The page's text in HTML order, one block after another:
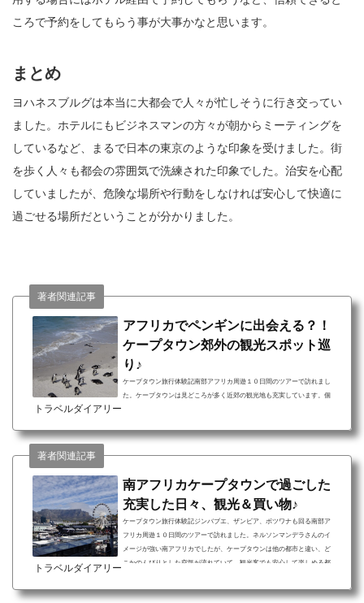
ころで予約をしてもらう事が大事かなと思います。
まとめ
ヨハネスブルグは本当に大都会で人々が忙しそうに行き交ってい
ました。ホテルにもビジネスマンの方々が朝からミーティングを
しているなど、まるで日本の東京のような印象を受けました。街
を歩く人々も都会の雰囲気で洗練された印象でした。治安を心配
していましたが、危険な場所や行動をしなければ安心して快適に
過ごせる場所だということが分かりました。
アフリカでペンギンに出会える？！
ケープタウン郊外の観光スポット巡
り♪
ケープタウン旅行体験記南部アフリカ周遊１０日間のツアーで訪れまし
た。ケープタウンは見どころが多く近郊の観光地も充実しています。個
車窓から見えてきて、移動中の気分も上がります。ケープタウン旅行に
南アフリカでとれた豪華なロブスターを堪能♪南ア...
トラベルダイアリー
著者関連記事
南アフリカケープタウンで過ごした
充実した日々、観光＆買い物♪
ケープタウン旅行体験記ジンバブエ、ザンビア、ボツワナも回る南部ア
フリカ周遊１０日間のツアーで訪れました。ネルソンマンデラさんのイ
メージが強い南アフリカでしたが、ケープタウンは他の都市と違い、ど
こかのんびりとした空気が流れていて、観光客でも安心して楽しめる都
カーでテーブルマウンテンへ ケープタウンの買い物ならここ！ウォータ
トラベルダイアリー
著者関連記事